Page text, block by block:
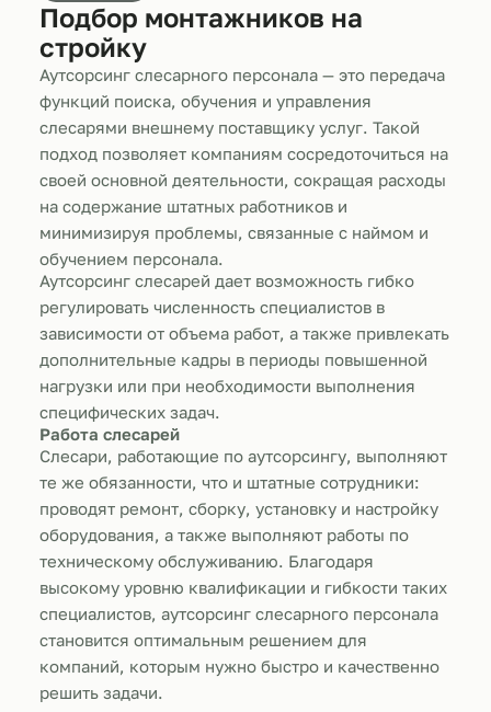
Подбор монтажников на
стройку
Аутсорсинг слесарного персонала — это передача
функций поиска, обучения и управления
слесарями внешнему поставщику услуг. Такой
подход позволяет компаниям сосредоточиться на
своей основной деятельности, сокращая расходы
на содержание штатных работников и
минимизируя проблемы, связанные с наймом и
обучением персонала.
Аутсорсинг слесарей дает возможность гибко
регулировать численность специалистов в
зависимости от объема работ, а также привлекать
дополнительные кадры в периоды повышенной
нагрузки или при необходимости выполнения
специфических задач.
Работа слесарей
Слесари, работающие по аутсорсингу, выполняют
те же обязанности, что и штатные сотрудники:
проводят ремонт, сборку, установку и настройку
оборудования, а также выполняют работы по
техническому обслуживанию. Благодаря
высокому уровню квалификации и гибкости таких
специалистов, аутсорсинг слесарного персонала
становится оптимальным решением для
компаний, которым нужно быстро и качественно
решить задачи.